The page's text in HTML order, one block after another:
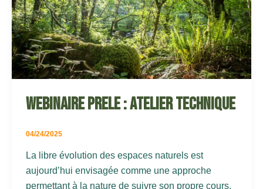
Webinaire PRELE : atelier technique
04/24/2025
La libre évolution des espaces naturels est
aujourd’hui envisagée comme une approche
permettant à la nature de suivre son propre cours,